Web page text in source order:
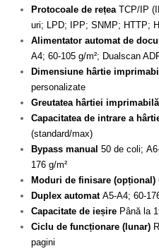
Protocoale de rețea TCP/IP
uri; LPD; IPP; SNMP; HTTP;
Alimentator automat de
A4; 60-105 g/m²; Dualscan
Dimensiune hârtie
personalizate
Greutatea hârtiei imprimabilă
Capacitatea de intrare a
(standard/max)
Bypass manual 50 de coli;
176 g/m²
Moduri de finisare (opțional)
Duplex automatA5-A4; 60-
Capacitate de ieșire Până la
Ciclu de funcționare (lunar)
pagini